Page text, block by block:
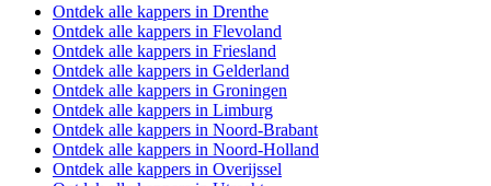
Ontdek alle kappers in Drenthe
Ontdek alle kappers in Flevoland
Ontdek alle kappers in Friesland
Ontdek alle kappers in Gelderland
Ontdek alle kappers in Groningen
Ontdek alle kappers in Limburg
Ontdek alle kappers in Noord-Brabant
Ontdek alle kappers in Noord-Holland
Ontdek alle kappers in Overijssel